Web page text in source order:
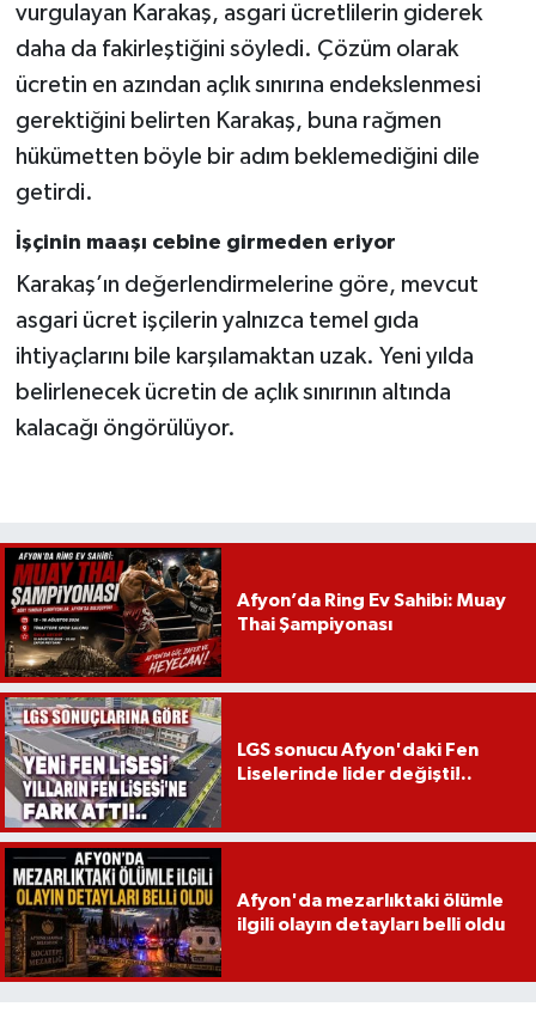
vurgulayan Karakaş, asgari ücretlilerin giderek
daha da fakirleştiğini söyledi. Çözüm olarak
ücretin en azından açlık sınırına endekslenmesi
gerektiğini belirten Karakaş, buna rağmen
hükümetten böyle bir adım beklemediğini dile
getirdi.
İşçinin maaşı cebine girmeden eriyor
Karakaş’ın değerlendirmelerine göre, mevcut
asgari ücret işçilerin yalnızca temel gıda
ihtiyaçlarını bile karşılamaktan uzak. Yeni yılda
belirlenecek ücretin de açlık sınırının altında
kalacağı öngörülüyor.
Afyon’da Ring Ev Sahibi: Muay
Thai Şampiyonası
LGS sonucu Afyon'daki Fen
Liselerinde lider değişti!..
Afyon'da mezarlıktaki ölümle
ilgili olayın detayları belli oldu